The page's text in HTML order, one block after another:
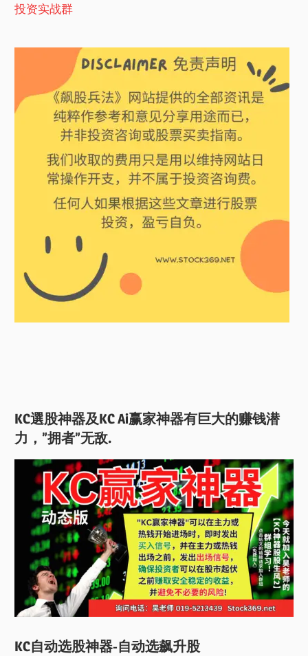
投资实战群
KC選股神器及KC Ai赢家神器有巨大的赚钱潜
力，”拥者”无敌.
KC自动选股神器-自动选飙升股